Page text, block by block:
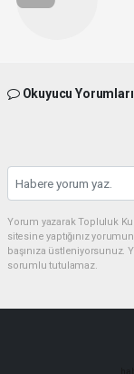
Okuyucu Yorumları
Yorum yazarak Topluluk
sitesine yaptığınız
başınıza üstleniyorsunuz.
sorumlu tutulamaz.